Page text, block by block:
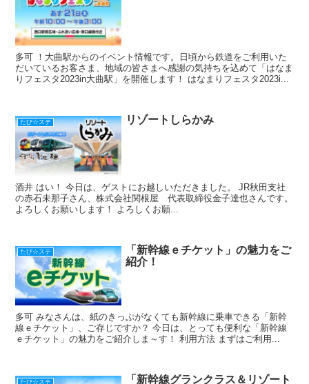
多可 ！大曲駅からのイベント情報です。日頃から鉄道をご利用いた
だいているお客さま、地域の皆さまへ感謝の気持ちを込めて「はなま
りフェスタ2023in大曲駅」を開催します！ はなまりフェスタ2023i...
たび☆ステ リゾートしらかみ
酒井 はい！ 今日は、ゲストにお越しいただきました。 JR秋田支社
の赤石未那子さん、株式会社関根屋 代表取締役金子達也さんです。
よろしくお願いします！ よろしくお願...
たび☆ステ
「新幹線ｅチケット」の魅力をご
紹介！
多可 みなさんは、紙のきっぷがなくても新幹線に乗車できる「新幹
線ｅチケット」、ご存じですか？ 今日は、とっても便利な「新幹線
ｅチケット」の魅力をご紹介しま～す！ 利用方法 まずはご利用...
たび☆ステ
「新幹線グランクラス＆リゾート